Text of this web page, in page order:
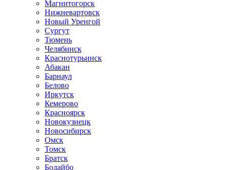
Магнитогорск
Нижневартовск
Новый Уренгой
Сургут
Тюмень
Челябинск
Краснотурьинск
Абакан
Барнаул
Белово
Иркутск
Кемерово
Красноярск
Новокузнецк
Новосибирск
Омск
Томск
Братск
Бодайбо